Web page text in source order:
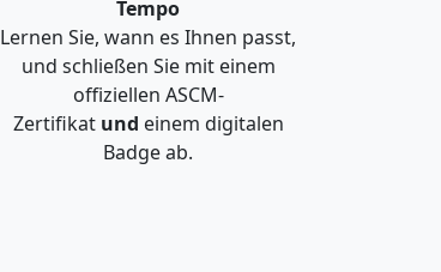
Tempo
Lernen Sie, wann es Ihnen passt,
und schließen Sie mit einem
offiziellen ASCM-
Zertifikat und einem digitalen
Badge ab.